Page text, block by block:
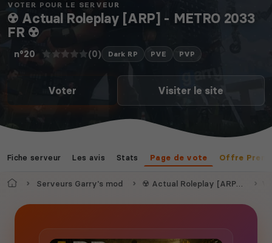
VOTER POUR LE SERVEUR
☢️ Actual Roleplay [ARP] - METRO 2033
FR ☢️
n°20 (0) Dark RP PVE PVP
Voter Visiter le site
Fiche serveur Les avis Stats Page de vote Offre
AccueilServeurs Garry's mod ☢️ Actual Roleplay [ARP] - METRO 2033 FR ☢️